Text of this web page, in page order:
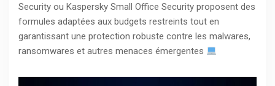
Security ou Kaspersky Small Office Security proposent des
formules adaptées aux budgets restreints tout en
garantissant une protection robuste contre les malwares,
ransomwares et autres menaces émergentes